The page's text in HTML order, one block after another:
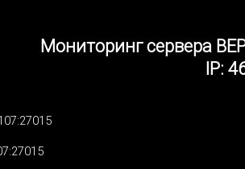
Мониторинг сервера
IP: